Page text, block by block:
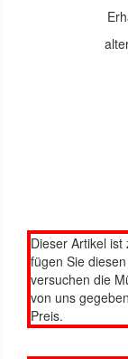
Dieser Artikel
fügen Sie
versuchen die
von uns
Preis.